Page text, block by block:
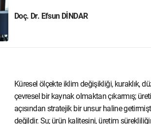
Doç. Dr. Efsun DİNDAR
Küresel ölçekte iklim değişikliği, kuraklık,
çevresel bir kaynak olmaktan çıkarmış;
açısından stratejik bir unsur haline
değildir. Su; ürün kalitesini, üretim